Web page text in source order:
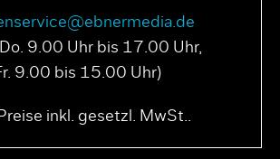
9.00 Uhr bis 17.00 Uhr,
9.00 bis 15.00 Uhr)
inkl. gesetzl. MwSt..